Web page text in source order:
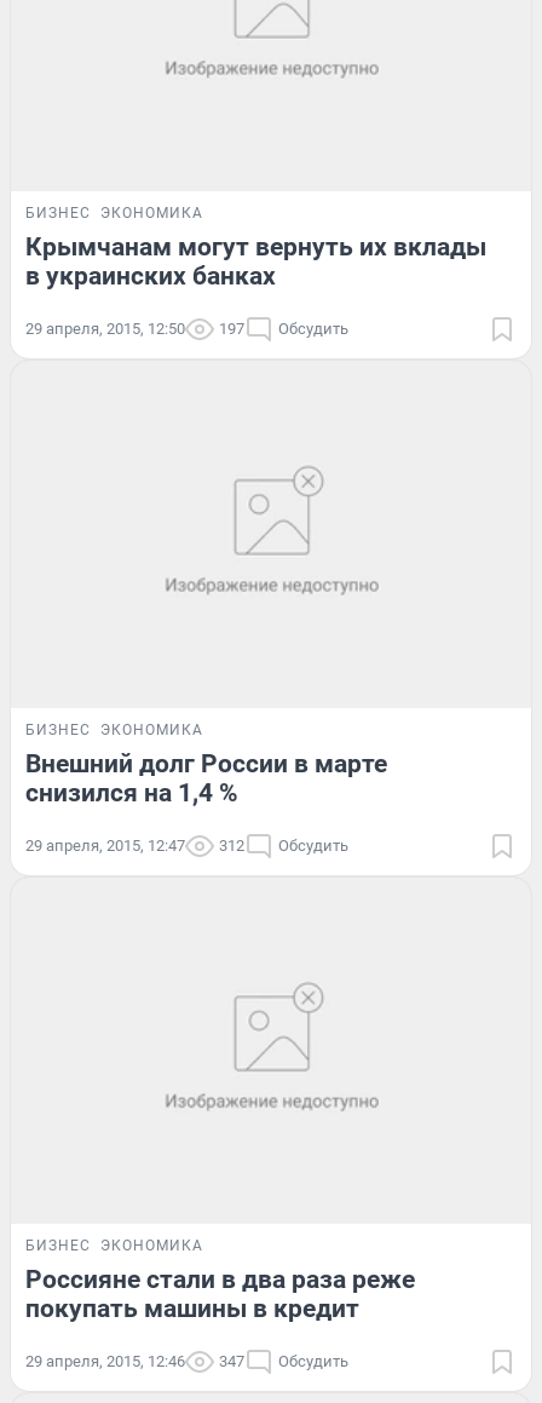
БИЗНЕС ЭКОНОМИКА
Крымчанам могут вернуть их вклады
в украинских банках
29 апреля, 2015, 12:50 197 Обсудить
БИЗНЕС ЭКОНОМИКА
Внешний долг России в марте
снизился на 1,4 %
29 апреля, 2015, 12:47 312 Обсудить
БИЗНЕС ЭКОНОМИКА
Россияне стали в два раза реже
покупать машины в кредит
29 апреля, 2015, 12:46 347 Обсудить